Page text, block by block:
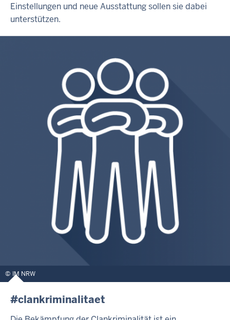
Einstellungen und neue Ausstattung sollen sie dabei
unterstützen.
IM NRW
#clankriminalitaet